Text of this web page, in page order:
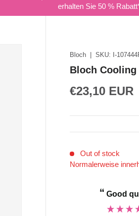
erhalten Sie 50 %
Bloch |SKU: I-
Bloch Cooling
€23,10 EUR
Out of stock
Normalerweise
“
Good